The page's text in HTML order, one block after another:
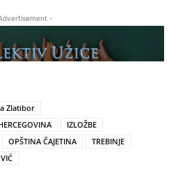
-
Zlatibor
IZLOŽBE
OPŠTINA ČAJETINA
TREBINJE